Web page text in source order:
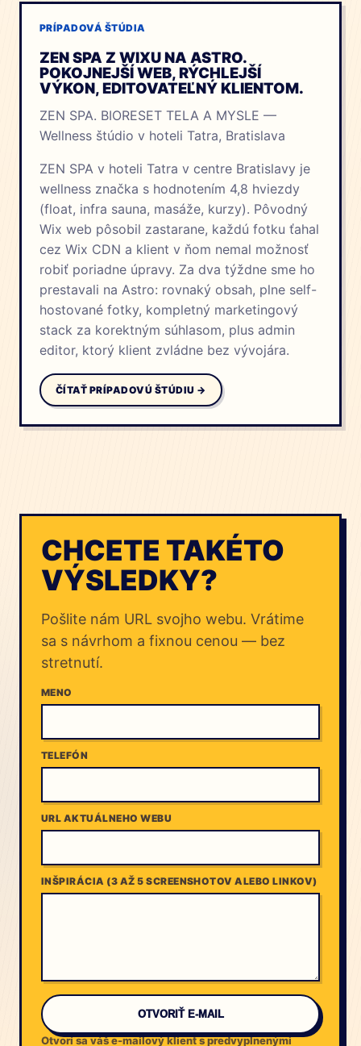
PRÍPADOVÁ ŠTÚDIA
ZEN SPA Z WIXU NA ASTRO.
POKOJNEJŠÍ WEB, RÝCHLEJŠÍ
VÝKON, EDITOVATEĽNÝ KLIENTOM.
ZEN SPA. BIORESET TELA A MYSLE —
Wellness štúdio v hoteli Tatra, Bratislava
ZEN SPA v hoteli Tatra v centre Bratislavy je
wellness značka s hodnotením 4,8 hviezdy
(float, infra sauna, masáže, kurzy). Pôvodný
Wix web pôsobil zastarane, každú fotku ťahal
cez Wix CDN a klient v ňom nemal možnosť
robiť poriadne úpravy. Za dva týždne sme ho
prestavali na Astro: rovnaký obsah, plne self-
hostované fotky, kompletný marketingový
stack za korektným súhlasom, plus admin
editor, ktorý klient zvládne bez vývojára.
ČÍTAŤ PRÍPADOVÚ ŠTÚDIU →
CHCETE TAKÉTO
VÝSLEDKY?
Pošlite nám URL svojho webu. Vrátime
sa s návrhom a fixnou cenou — bez
stretnutí.
MENO
TELEFÓN
URL AKTUÁLNEHO WEBU
INŠPIRÁCIA (3 AŽ 5 SCREENSHOTOV ALEBO LINKOV)
OTVORIŤ E-MAIL
Otvorí sa váš e-mailový klient s predvyplnenými